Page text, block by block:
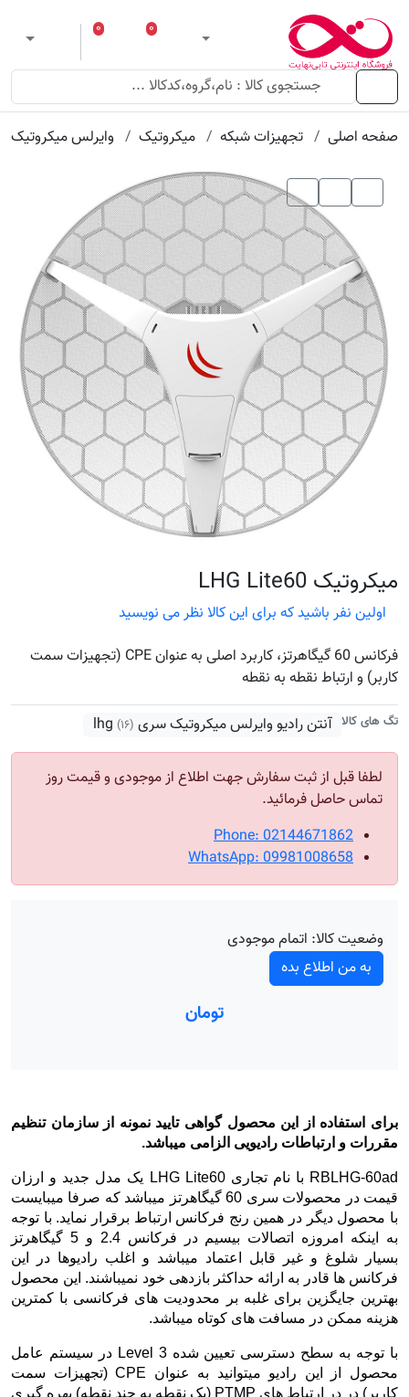
ورود لیست مورد علاقه
۰
سبد خرید
۰
منو
صفحه اصلی
تجهیزات شبکه میکروتیک وایرلس میکروتیک
میکروتیک LHG Lite60
اولین نفر باشید که برای این کالا نظر می نویسید
فرکانس 60 گیگاهرتز، کاربرد اصلی به عنوان CPE (تجهیزات سمت
کاربر) و ارتباط نقطه به نقطه
تگ های کالا آنتن رادیو وایرلس میکروتیک سری lhg (۱۶)
لطفا قبل از ثبت سفارش جهت اطلاع از موجودی و قیمت روز
تماس حاصل فرمائید.
Phone: 02144671862
WhatsApp: 09981008658
وضعیت کالا: اتمام موجودی
به من اطلاع بده
تومان
برای استفاده از این محصول گواهی تایید نمونه از سازمان تنظیم
مقررات و ارتباطات رادیویی الزامی میباشد.
RBLHG-60ad
با نام تجاری LHG Lite60 یک مدل جدید و ارزان
قیمت در محصولات سری 60 گیگاهرتز میباشد که صرفا میبایست
با محصول دیگر در همین رنج فرکانس ارتباط برقرار نماید. با توجه
به اینکه امروزه اتصالات بیسیم در فرکانس 2.4 و 5 گیگاهرتز
بسیار شلوغ و غیر قابل اعتماد میباشد و اغلب رادیوها در این
فرکانس ها قادر به ارائه حداکثر بازدهی خود نمیباشند. این محصول
بهترین جایگزین برای غلبه بر محدودیت های فرکانسی با کمترین
هزینه ممکن در مسافت های کوتاه میباشد.
با توجه به سطح دسترسی تعیین شدهLevel 3 در سیستم عامل
محصول
از این رادیو میتوانید به عنوان CPE(تجهیزات سمت
کاربر) در در ارتباط های PTMP (یک نقطه به چند نقطه) بهره گیری